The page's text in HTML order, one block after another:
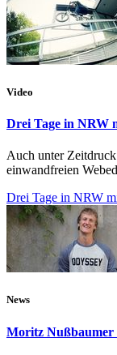
Video
Drei Tage in NRW
Auch unter
einwandfreien
Drei Tage in NRW
News
Moritz Nußbaumer